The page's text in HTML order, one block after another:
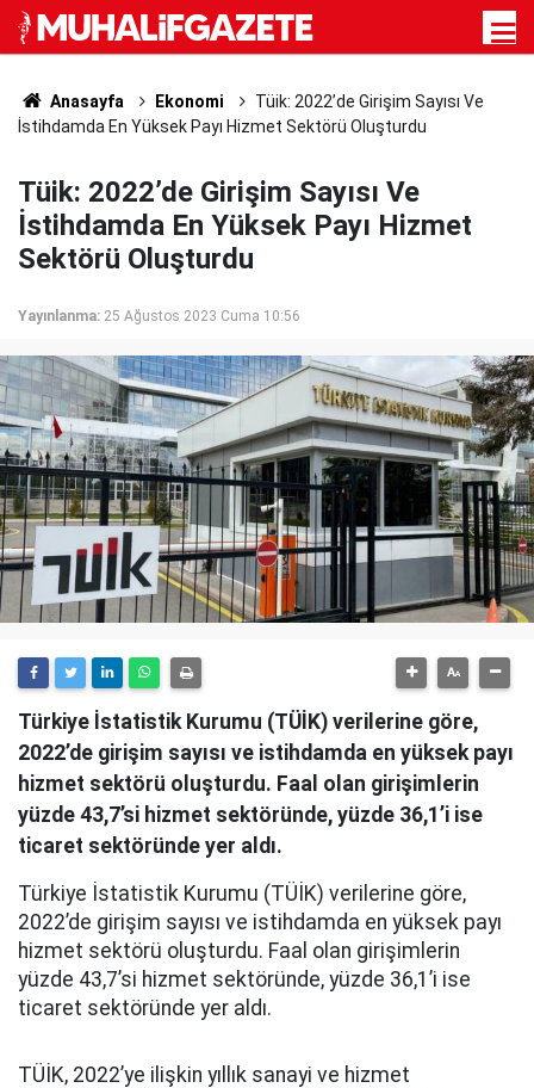
Anasayfa Ekonomi
Tüik: 2022’de Girişim Sayısı Ve
İstihdamda En Yüksek Payı Hizmet Sektörü Oluşturdu
Tüik: 2022’de Girişim Sayısı Ve
İstihdamda En Yüksek Payı Hizmet
Sektörü Oluşturdu
Yayınlanma: 25 Ağustos 2023 Cuma 10:56
Türkiye İstatistik Kurumu (TÜİK) verilerine göre,
2022’de girişim sayısı ve istihdamda en yüksek payı
hizmet sektörü oluşturdu. Faal olan girişimlerin
yüzde 43,7’si hizmet sektöründe, yüzde 36,1’i ise
ticaret sektöründe yer aldı.
Türkiye İstatistik Kurumu (TÜİK) verilerine göre,
2022’de girişim sayısı ve istihdamda en yüksek payı
hizmet sektörü oluşturdu. Faal olan girişimlerin
yüzde 43,7’si hizmet sektöründe, yüzde 36,1’i ise
ticaret sektöründe yer aldı.
TÜİK, 2022’ye ilişkin yıllık sanayi ve hizmet